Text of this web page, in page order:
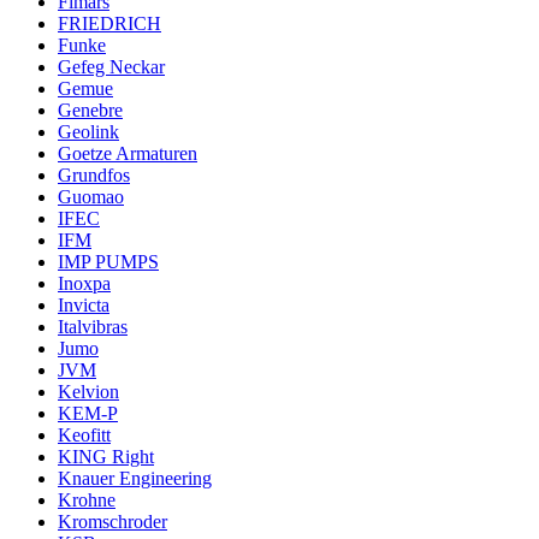
FRIEDRICH
Funke
Gefeg Neckar
Gemue
Genebre
Geolink
Goetze Armaturen
Grundfos
Guomao
IFEC
IFM
IMP PUMPS
Inoxpa
Invicta
Italvibras
Jumo
JVM
Kelvion
KEM-P
Keofitt
KING Right
Knauer Engineering
Krohne
Kromschroder